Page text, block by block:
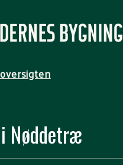
Nøddetræ